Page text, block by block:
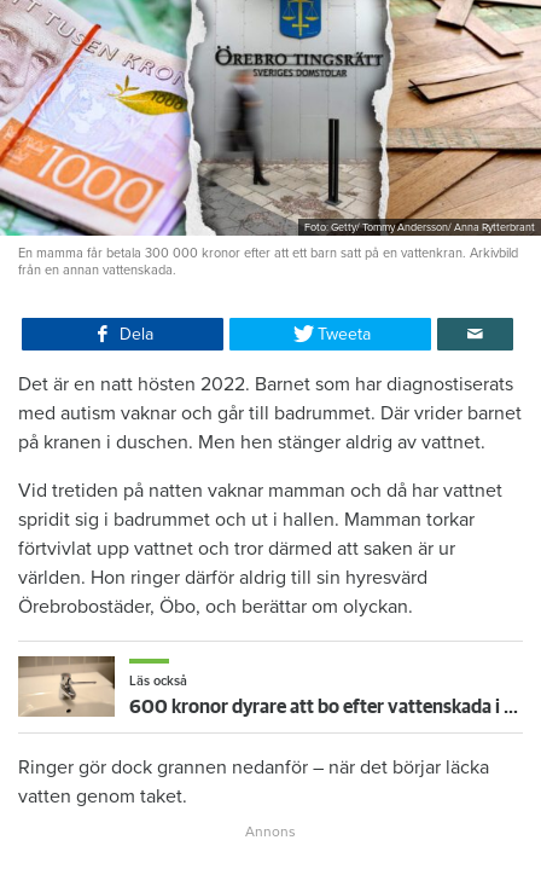
Foto: Getty/ Tommy Andersson/ Anna Rytterbrant
En mamma får betala 300 000 kronor efter att ett barn satt på en vattenkran. Arkivbild
från en annan vattenskada.
Dela Tweeta
Det är en natt hösten 2022. Barnet som har diagnostiserats
med autism vaknar och går till badrummet. Där vrider barnet
på kranen i duschen. Men hen stänger aldrig av vattnet.
Vid tretiden på natten vaknar mamman och då har vattnet
spridit sig i badrummet och ut i hallen. Mamman torkar
förtvivlat upp vattnet och tror därmed att saken är ur
världen. Hon ringer därför aldrig till sin hyresvärd
Örebrobostäder, Öbo, och berättar om olyckan.
Läs också
600 kronor dyrare att bo efter vattenskada i Varberg
Ringer gör dock grannen nedanför – när det börjar läcka
vatten genom taket.